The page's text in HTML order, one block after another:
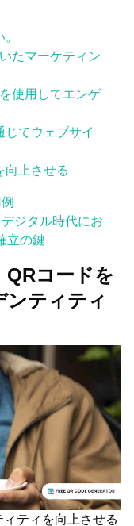
たマーケティン
使用してエンゲ
てウェブサイ
向上させる
ジタル時代にお
立の鍵
コードを
ンティティ
ティを向上させる